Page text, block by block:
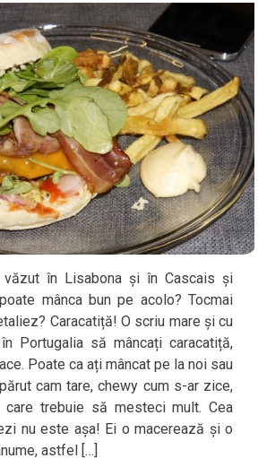
în Lisabona și în Cascais și
mânca bun pe acolo? Tocmai
Caracatiță! O scriu mare și cu
Portugalia să mâncați caracatiță,
Poate ca ați mâncat pe la noi sau
cam tare, chewy cum s-ar zice,
trebuie să mesteci mult. Cea
nu este așa! Ei o macerează și o
astfel […]